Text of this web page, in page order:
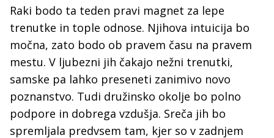
Raki bodo ta teden pravi magnet za lepe
trenutke in tople odnose. Njihova intuicija bo
močna, zato bodo ob pravem času na pravem
mestu. V ljubezni jih čakajo nežni trenutki,
samske pa lahko preseneti zanimivo novo
poznanstvo. Tudi družinsko okolje bo polno
podpore in dobrega vzdušja. Sreča jih bo
spremljala predvsem tam, kjer so v zadnjem